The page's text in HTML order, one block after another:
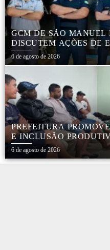
GCM DE SÃO
DISCUTEM AÇÕES DE
SEGURANÇA NO
6 de agosto de 2026
PREFEITURA
E INCLUSÃO
6 de agosto de 2026